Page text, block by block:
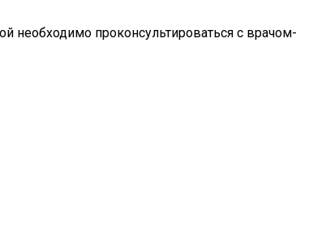
необходимо проконсультироваться с врачом-